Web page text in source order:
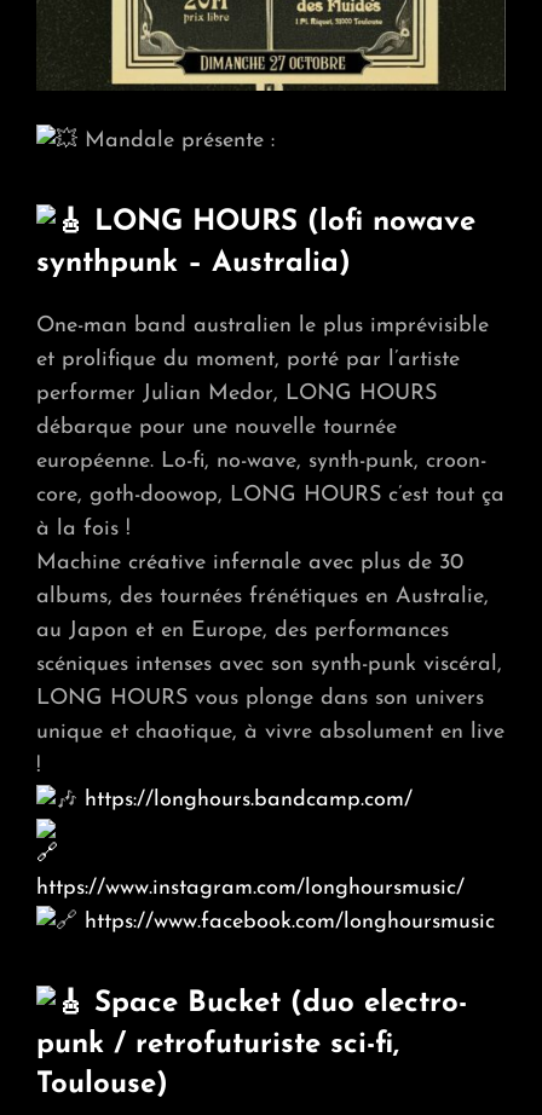
Mandale présente :
LONG HOURS (lofi nowave
synthpunk – Australia)
One-man band australien le plus imprévisible
et prolifique du moment, porté par l’artiste
performer Julian Medor, LONG HOURS
débarque pour une nouvelle tournée
européenne. Lo-fi, no-wave, synth-punk, croon-
core, goth-doowop, LONG HOURS c’est tout ça
à la fois !
Machine créative infernale avec plus de 30
albums, des tournées frénétiques en Australie,
au Japon et en Europe, des performances
scéniques intenses avec son synth-punk viscéral,
LONG HOURS vous plonge dans son univers
unique et chaotique, à vivre absolument en live
!
https://longhours.bandcamp.com/
https://www.instagram.com/longhoursmusic/
https://www.facebook.com/longhoursmusic
Space Bucket (duo electro-
punk / retrofuturiste sci-fi,
Toulouse)